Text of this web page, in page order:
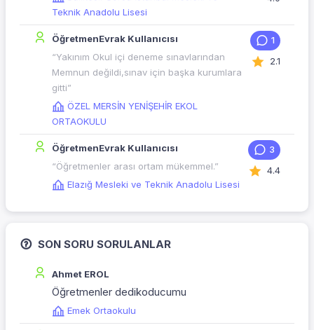
Teknik Anadolu Lisesi
ÖğretmenEvrak Kullanıcısı
“Yakınım Okul içi deneme sınavlarından
Memnun değildi,sınav için başka kurumlara
gitti”
ÖZEL MERSİN YENİŞEHİR EKOL
ORTAOKULU
1
2.1
ÖğretmenEvrak Kullanıcısı
“Öğretmenler arası ortam mükemmel.”
Elazığ Mesleki ve Teknik Anadolu Lisesi
3
4.4
SON SORU SORULANLAR
Ahmet EROL
Öğretmenler dedikoducumu
Emek Ortaokulu